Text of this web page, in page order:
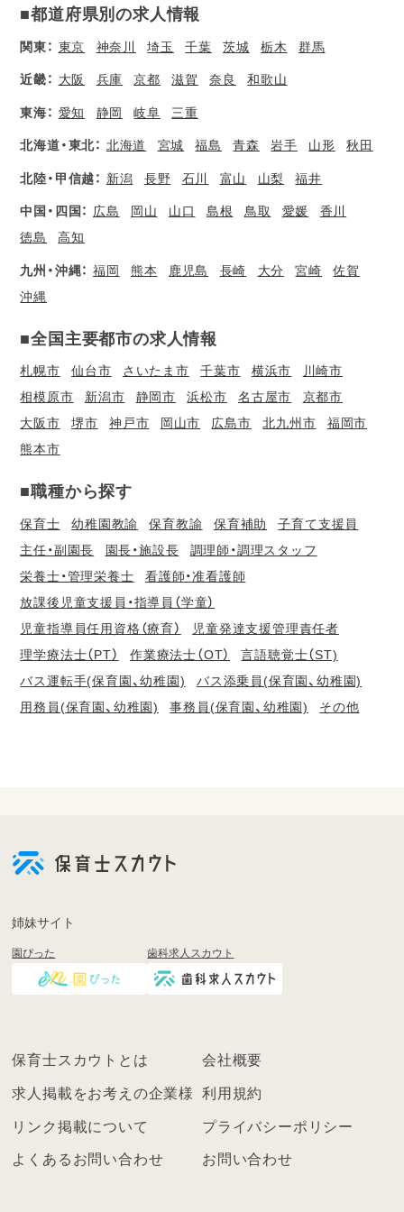
■都道府県別の求人情報
関東： 東京 神奈川 埼玉 千葉 茨城 栃木 群馬
近畿： 大阪 兵庫 京都 滋賀 奈良 和歌山
東海： 愛知 静岡 岐阜 三重
北海道・東北： 北海道 宮城 福島 青森 岩手 山形 秋田
北陸・甲信越： 新潟 長野 石川 富山 山梨 福井
中国・四国： 広島 岡山 山口 島根 鳥取 愛媛
香川
徳島
高知
九州・沖縄： 福岡 熊本 鹿児島 長崎 大分 宮崎
佐賀
沖縄
■全国主要都市の求人情報
札幌市 仙台市 さいたま市 千葉市 横浜市
川崎市
相模原市
新潟市 静岡市 浜松市 名古屋市
京都市
大阪市
堺市 神戸市 岡山市 広島市 北九州市
福岡市
熊本市
■職種から探す
保育士 幼稚園教諭 保育教諭 保育補助
子育て支援員
主任・副園長
園長・施設長
調理師・調理スタッフ
栄養士・管理栄養士
看護師・准看護師
放課後児童支援員・指導員（学童）
児童指導員任用資格（療育）
児童発達支援管理責任者
理学療法士（PT）
作業療法士（OT）
言語聴覚士（ST)
バス運転手(保育園、幼稚園)
バス添乗員(保育園、幼稚園)
用務員(保育園、幼稚園)
事務員(保育園、幼稚園) その他
登
く
ン
姉妹サイト
園ぴった 歯科求人スカウト
保育士スカウトとは 会社概要
求人掲載をお考えの企業様 利用規約
リンク掲載について プライバシーポリシー
よくあるお問い合わせ お問い合わせ